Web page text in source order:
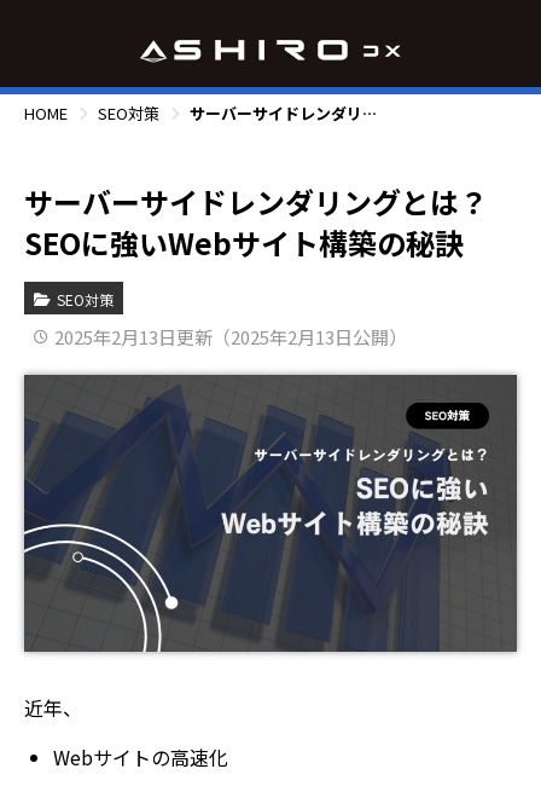
HOME SEO対策 サーバーサイドレンダリングとは？SEOに強いWebサイト構築の秘訣
サーバーサイドレンダリングとは？
SEOに強いWebサイト構築の秘訣
SEO対策
2025年2月13日更新（2025年2月13日公開）
近年、
Webサイトの高速化